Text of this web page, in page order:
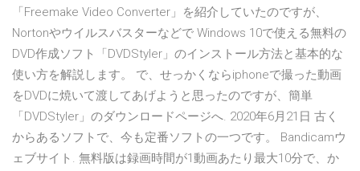
「Freemake Video Converter」を紹介していたのですが、
Nortonやウイルスバスターなどで Windows 10で使える無料の
DVD作成ソフト「DVDStyler」のインストール方法と基本的な
使い方を解説します。 で、せっかくならiphoneで撮った動画
をDVDに焼いて渡してあげようと思ったのですが、簡単
「DVDStyler」のダウンロードページへ. 2020年6月21日 古く
からあるソフトで、今も定番ソフトの一つです。 Bandicamウ
ェブサイト. 無料版は録画時間が1動画あたり最大10分で、か